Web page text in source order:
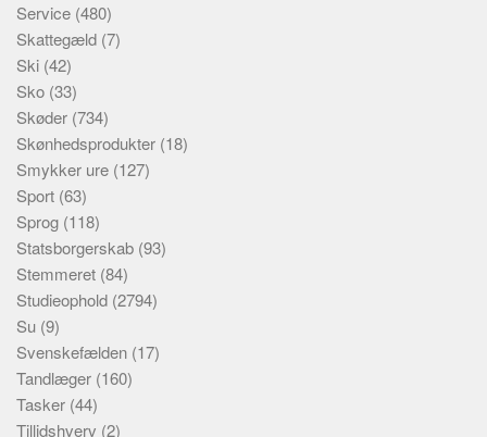
Service (480)
Skattegæld (7)
Ski (42)
Sko (33)
Skøder (734)
Skønhedsprodukter (18)
Smykker ure (127)
Sport (63)
Sprog (118)
Statsborgerskab (93)
Stemmeret (84)
Studieophold (2794)
Su (9)
Svenskefælden (17)
Tandlæger (160)
Tasker (44)
Tillidshverv (2)